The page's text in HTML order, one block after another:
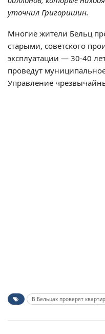
уточнил Григоришин.
Многие жители Бельц
старыми, советского
эксплуатации — 30-40
проведут
Управление
В Бельцах проверят